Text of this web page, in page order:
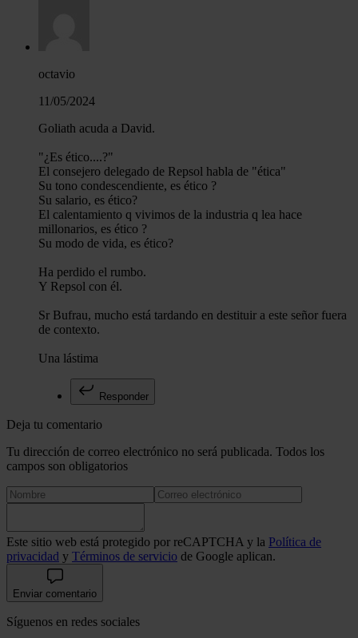
haya proporcionado o que hayan recopilado a partir del uso
hecho de sus servicios.
octavio
11/05/2024
Goliath acuda a David.
"¿Es ético....?"
El consejero delegado de Repsol habla de "ética"
Su tono condescendiente, es ético ?
Su salario, es ético?
El calentamiento q vivimos de la industria q lea hace
millonarios, es ético ?
Su modo de vida, es ético?
Ha perdido el rumbo.
Y Repsol con él.
Sr Bufrau, mucho está tardando en destituir a este señor fuera
de contexto.
Una lástima
Responder
Deja tu comentario
Tu dirección de correo electrónico no será publicada. Todos los
campos son obligatorios
Este sitio web está protegido por reCAPTCHA y la Política de
privacidad y Términos de servicio de Google aplican.
Enviar comentario
Síguenos en redes sociales